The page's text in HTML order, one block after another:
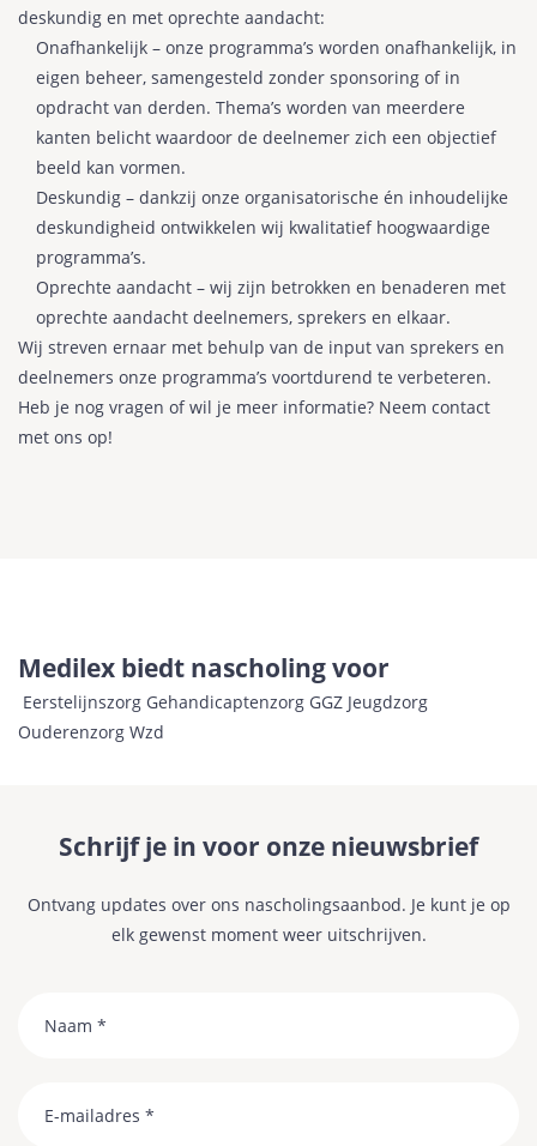
deskundig en met oprechte aandacht:
Onafhankelijk – onze programma’s worden onafhankelijk, in
eigen beheer, samengesteld zonder sponsoring of in
opdracht van derden. Thema’s worden van meerdere
kanten belicht waardoor de deelnemer zich een objectief
beeld kan vormen.
Deskundig – dankzij onze organisatorische én inhoudelijke
deskundigheid ontwikkelen wij kwalitatief hoogwaardige
programma’s.
Oprechte aandacht – wij zijn betrokken en benaderen met
oprechte aandacht deelnemers, sprekers en elkaar.
Wij streven ernaar met behulp van de input van sprekers en
deelnemers onze programma’s voortdurend te verbeteren.
Heb je nog vragen of wil je meer informatie? Neem contact
met ons op!
Medilex biedt nascholing voor
Eerstelijnszorg Gehandicaptenzorg GGZ Jeugdzorg
Ouderenzorg Wzd
Schrijf je in voor onze nieuwsbrief
Ontvang updates over ons nascholingsaanbod. Je kunt je op
elk gewenst moment weer uitschrijven.